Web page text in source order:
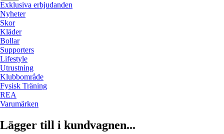
Exklusiva erbjudanden
Nyheter
Skor
Kläder
Bollar
Supporters
Lifestyle
Utrustning
Klubbområde
Fysisk Träning
REA
Varumärken
Lägger till i kundvagnen...